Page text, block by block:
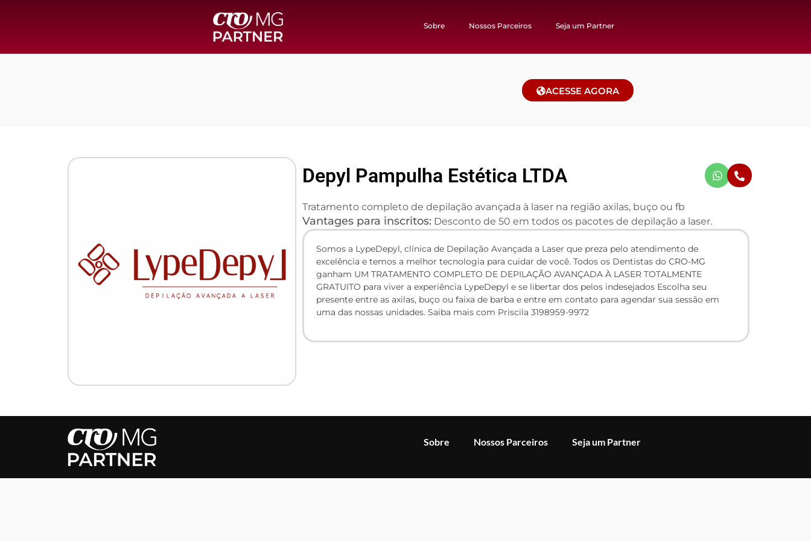
Sobre Nossos Parceiros Seja um Partner
ACESSE AGORA
Depyl Pampulha Estética LTDA
Tratamento completo de depilação avançada à laser na região axilas, buço ou fb
Vantages para inscritos: Desconto de 50 em todos os pacotes de depilação a laser.
Somos a LypeDepyl, clínica de Depilação Avançada a Laser que preza pelo atendimento de
excelência e temos a melhor tecnologia para cuidar de você. Todos os Dentistas do CRO-MG
ganham UM TRATAMENTO COMPLETO DE DEPILAÇÃO AVANÇADA À LASER TOTALMENTE
GRATUITO para viver a experiência LypeDepyl e se libertar dos pelos indesejados Escolha seu
presente entre as axilas, buço ou faixa de barba e entre em contato para agendar sua sessão em
uma das nossas unidades. Saiba mais com Priscila 3198959-9972
Sobre Nossos Parceiros Seja um Partner